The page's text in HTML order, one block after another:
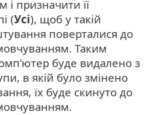
і призначити її
(Усі), щоб у такій
поверталися до
Таким
буде видалено з
в якій було змінено
їх буде скинуто до